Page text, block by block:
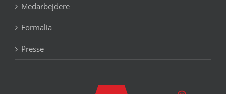
Medarbejdere
Formalia
Presse